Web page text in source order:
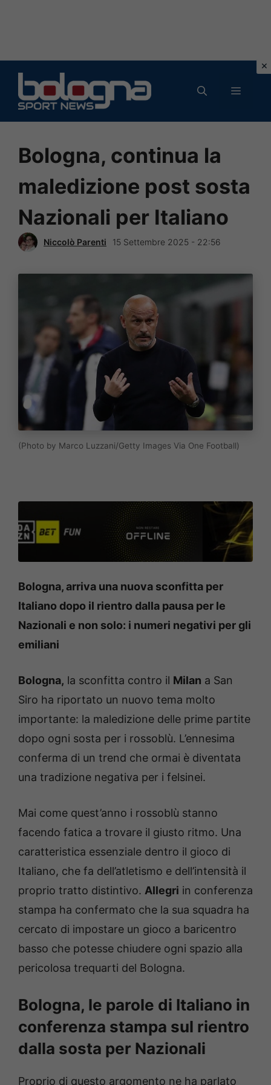
contenuto
MENU
Bologna, continua la
maledizione post sosta
Nazionali per Italiano
Niccolò Parenti 15 Settembre 2025 - 22:56
(Photo by Marco Luzzani/Getty Images Via One Football)
Bologna, arriva una nuova sconfitta per
Italiano dopo il rientro dalla pausa per le
Nazionali e non solo: i numeri negativi per gli
emiliani
Bologna, la sconfitta contro il Milan a San
Siro ha riportato un nuovo tema molto
importante: la maledizione delle prime partite
dopo ogni sosta per i rossoblù. L’ennesima
conferma di un trend che ormai è diventata
una tradizione negativa per i felsinei.
Mai come quest’anno i rossoblù stanno
facendo fatica a trovare il giusto ritmo. Una
caratteristica essenziale dentro il gioco di
Italiano, che fa dell’atletismo e dell’intensità il
proprio tratto distintivo. Allegri in conferenza
stampa ha confermato che la sua squadra ha
cercato di impostare un gioco a baricentro
basso che potesse chiudere ogni spazio alla
pericolosa trequarti del Bologna.
Bologna, le parole di Italiano in
conferenza stampa sul rientro
dalla sosta per Nazionali
Proprio di questo argomento ne ha parlato